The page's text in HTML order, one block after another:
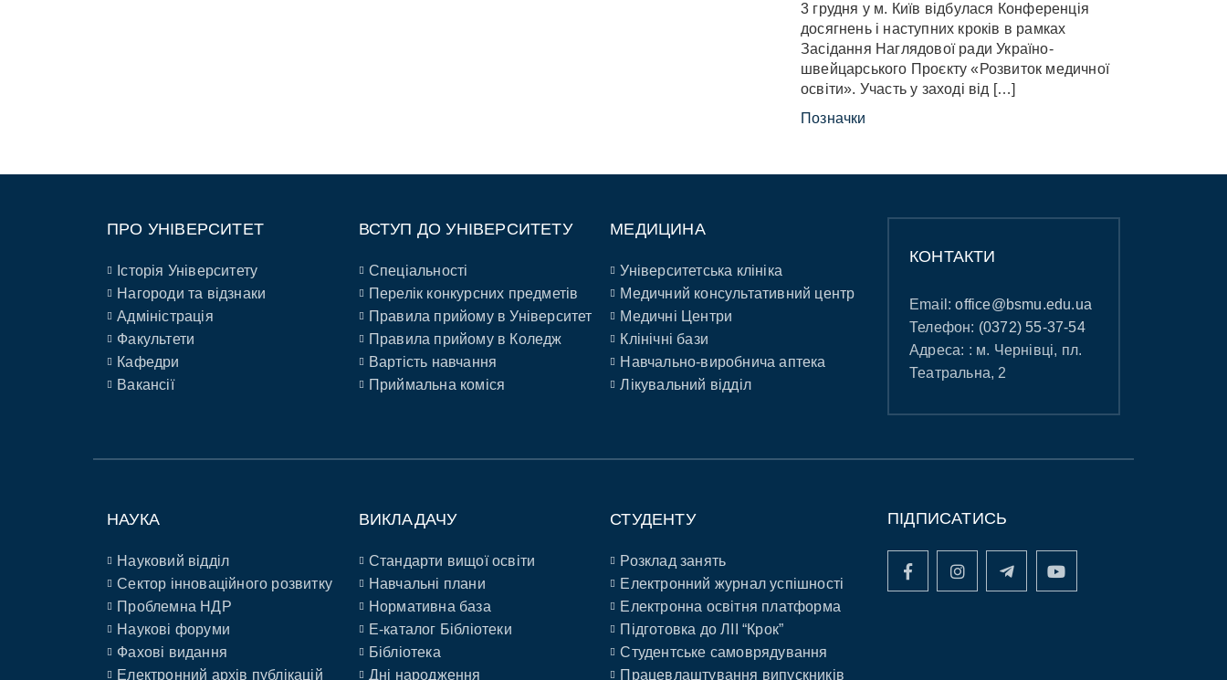
3 грудня у м. Київ відбулася Конференція
досягнень і наступних кроків в рамках
Засідання Наглядової ради Україно-
швейцарського Проєкту «Розвиток медичної
освіти». Участь у заході від […]
Позначки
ПРО УНІВЕРСИТЕТ
Історія Університету
Нагороди та відзнаки
Адміністрація
Факультети
Кафедри
Вакансії
ВСТУП ДО УНІВЕРСИТЕТУ
Спеціальності
Перелік конкурсних предметів
Правила прийому в Університет
Правила прийому в Коледж
Вартість навчання
Приймальна коміся
МЕДИЦИНА
Університетська клініка
Медичний консультативний центр
Медичні Центри
Клінічні бази
Навчально-виробнича аптека
Лікувальний відділ
КОНТАКТИ
Email:office@bsmu.edu.ua
Телефон: (0372) 55-37-54
Адреса: : м. Чернівці, пл.
Театральна, 2
НАУКА
Науковий відділ
Сектор інноваційного розвитку
Проблемна НДР
Наукові форуми
Фахові видання
Електронний архів публікацій
ВИКЛАДАЧУ
Стандарти вищої освіти
Навчальні плани
Нормативна база
E-каталог Бібліотеки
Бібліотека
Дні народження
СТУДЕНТУ
Розклад занять
Електронний журнал успішності
Електронна освітня платформа
Підготовка до ЛІІ “Крок”
Студентське самоврядування
Працевлаштування випускників
ПІДПИСАТИСЬ